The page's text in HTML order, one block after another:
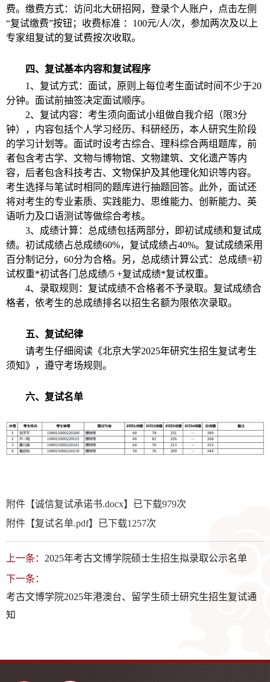
费。缴费方式：访问北大研招网，登录个人账户，点击左侧
“复试缴费”按钮；收费标准 ：100元/人/次，参加两次及以上
专家组复试的复试费按次收取。
四、复试基本内容和复试程序
1、复试方式：面试，原则上每位考生面试时间不少于20
分钟。面试前抽签决定面试顺序。
2、复试内容：考生须向面试小组做自我介绍（限3分
钟），内容包括个人学习经历、科研经历，本人研究生阶段
的学习计划等。面试时设考古综合、理科综合两组题库，前
者包含考古学、文物与博物馆、文物建筑、文化遗产等内
容，后者包含科技考古、文物保护及其他理化知识等内容。
考生选择与笔试时相同的题库进行抽题回答。此外，面试还
将对考生的专业素质、实践能力、思维能力、创新能力、英
语听力及口语测试等做综合考核。
3、成绩计算：总成绩包括两部分，即初试成绩和复试成
绩。初试成绩占总成绩60%，复试成绩占40%。复试成绩采用
百分制记分，60分为合格。另，总成绩计算公式：总成绩=初
试权重*初试各门总成绩/5 +复试成绩*复试权重。
4、录取规则：复试成绩不合格者不予录取。复试成绩合
格者，依考生的总成绩排名以招生名额为限依次录取。
五、 复试纪律
请考生仔细阅读《北京大学2025年研究生招生复试考生
须知》，遵守考场规则。
六、复试名单
附件【诚信复试承诺书.docx】已下载979次
附件【复试名单.pdf】已下载1257次
上一条： 2025年考古文博学院硕士生招生拟录取公示名单
下一条：
考古文博学院2025年港澳台、留学生硕士研究生招生复试通
知